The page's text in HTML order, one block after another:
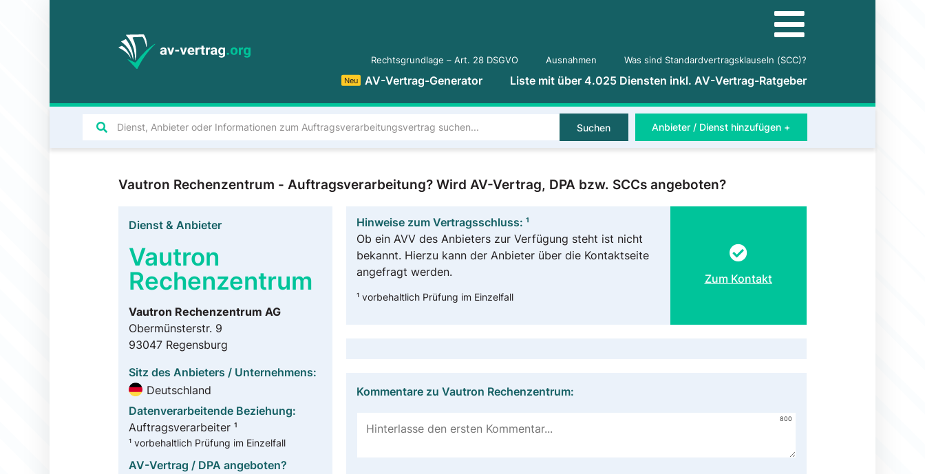
Rechtsgrundlage – Art. 28 DSGVO Ausnahmen Was sind Standardvertragsklauseln (SCC)?
Neu AV-Vertrag-Generator Liste mit über 4.025 Diensten inkl. AV-Vertrag-Ratgeber
Suchen Anbieter / Dienst hinzufügen +
Vautron Rechenzentrum - Auftragsverarbeitung? Wird AV-Vertrag, DPA bzw. SCCs angeboten?
Dienst & Anbieter
Vautron
Rechenzentrum
Vautron Rechenzentrum AG
Obermünsterstr. 9
93047 Regensburg
Sitz des Anbieters / Unternehmens:
Deutschland
Datenverarbeitende Beziehung:
Auftragsverarbeiter ¹
¹ vorbehaltlich Prüfung im Einzelfall
AV-Vertrag / DPA angeboten?
Hinweise zum Vertragsschluss: ¹
Ob ein AVV des Anbieters zur Verfügung steht ist nicht
bekannt. Hierzu kann der Anbieter über die Kontaktseite
angefragt werden.
¹ vorbehaltlich Prüfung im Einzelfall
Zum Kontakt
Kommentare zu Vautron Rechenzentrum:
800